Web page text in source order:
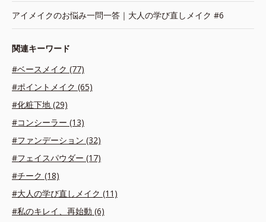
アイメイクのお悩み一問一答｜大人の学び直しメイク #6
関連キーワード
#ベースメイク (77)
#ポイントメイク (65)
#化粧下地 (29)
#コンシーラー (13)
#ファンデーション (32)
#フェイスパウダー (17)
#チーク (18)
#大人の学び直しメイク (11)
#私のキレイ、再始動 (6)